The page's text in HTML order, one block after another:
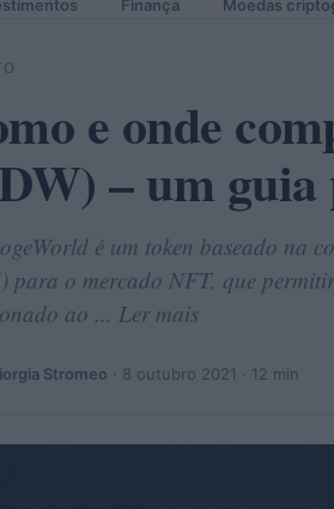
Finança Moedas
e onde
– um guia
é um token baseado na
para o mercado NFT, que
ao ... Ler mais
Stromeo · 8 outubro 2021 · 12 min